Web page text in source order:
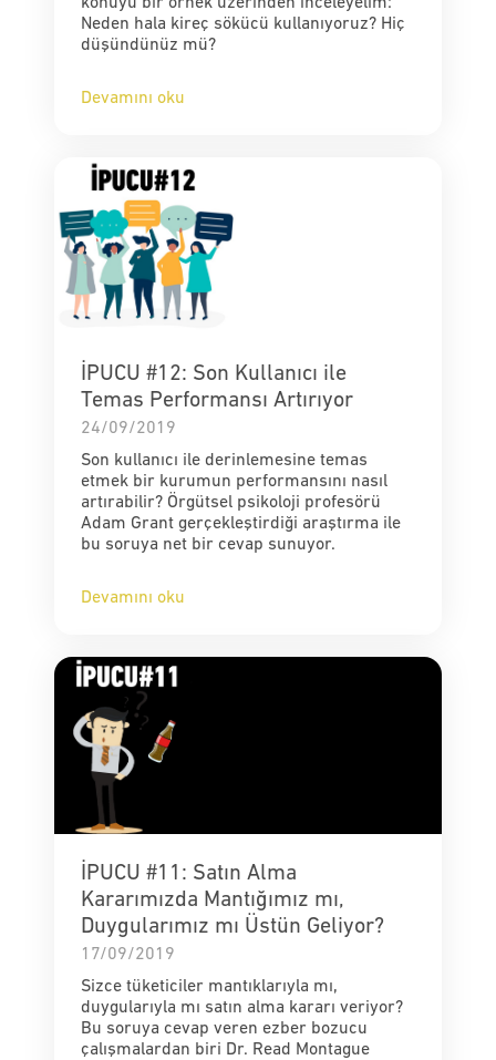
Neden hala kireç sökücü kullanıyoruz? Hiç
düşündünüz mü?
Devamını oku
İPUCU #12: Son Kullanıcı ile
Temas Performansı Artırıyor
24/09/2019
Son kullanıcı ile derinlemesine temas
etmek bir kurumun performansını nasıl
artırabilir? Örgütsel psikoloji profesörü
Adam Grant gerçekleştirdiği araştırma ile
bu soruya net bir cevap sunuyor.
Devamını oku
İPUCU #11: Satın Alma
Kararımızda Mantığımız mı,
Duygularımız mı Üstün Geliyor?
17/09/2019
Sizce tüketiciler mantıklarıyla mı,
duygularıyla mı satın alma kararı veriyor?
Bu soruya cevap veren ezber bozucu
çalışmalardan biri Dr. Read Montague